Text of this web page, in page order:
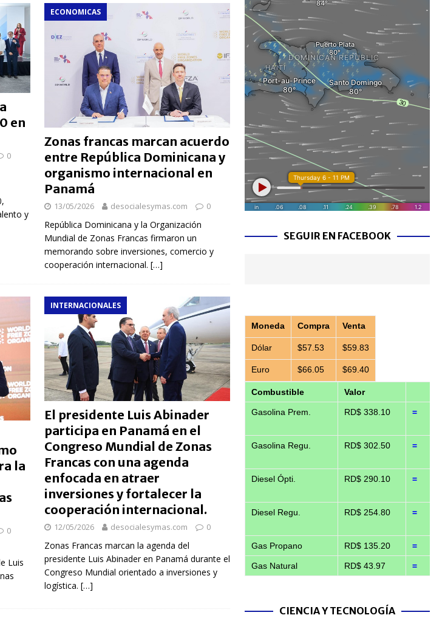
a La Vega
SALUD
durante operativo en Hato Mayor
DIGESETT tras reconocerla desorientada
estudiar maestrías y doctorados en el
definir la estrategia de desarrollo
Santo Domingo
del inicio del año lectivo 2026-2027
en
0
y
ECONOMICAS
Zonas francas marcan acuerdo
entre República Dominicana y
organismo internacional en
Panamá
13/05/2026 desocialesymas.com 0
República Dominicana y la Organización
Mundial de Zonas Francas firmaron un
memorando sobre inversiones, comercio y
cooperación internacional. […]
la
0
Luis
INTERNACIONALES
El presidente Luis Abinader
participa en Panamá en el
Congreso Mundial de Zonas
Francas con una agenda
enfocada en atraer
inversiones y fortalecer la
cooperación internacional.
12/05/2026 desocialesymas.com 0
Zonas Francas marcan la agenda del
presidente Luis Abinader en Panamá durante el
Congreso Mundial orientado a inversiones y
logística. […]
SEGUIR EN FACEBOOK
Moneda Compra Venta
Dólar $57.53 $59.83
Euro $66.05 $69.40
Combustible Valor
Gasolina Prem. RD$ 338.10 =
Gasolina Regu. RD$ 302.50 =
Diesel Ópti. RD$ 290.10 =
Diesel Regu. RD$ 254.80 =
Gas Propano RD$ 135.20 =
Gas Natural RD$ 43.97 =
CIENCIA Y TECNOLOGÍA